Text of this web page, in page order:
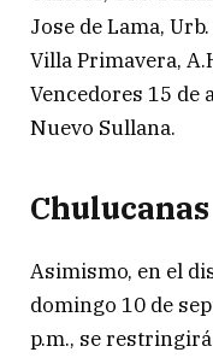
Jose de Lama,
Villa Primavera,
Vencedores 15 de
Nuevo Sullana.
Chulucanas
Asimismo, en el
domingo 10 de
p.m., se